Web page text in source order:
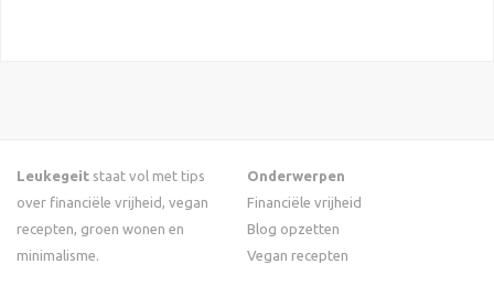
Leukegeit staat vol met tips
over financiële vrijheid, vegan
recepten, groen wonen en
minimalisme.
Onderwerpen
Financiële vrijheid
Blog opzetten
Vegan recepten